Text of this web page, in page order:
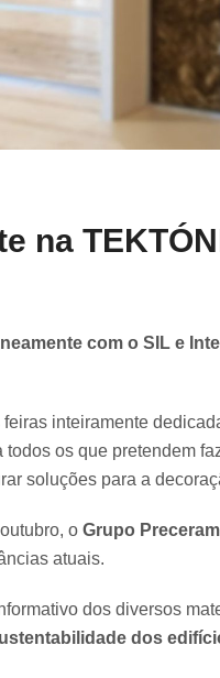
na
com o SIL e
inteiramente
os que pretendem
soluções para a
o Grupo Preceram
atuais.
dos diversos
dos